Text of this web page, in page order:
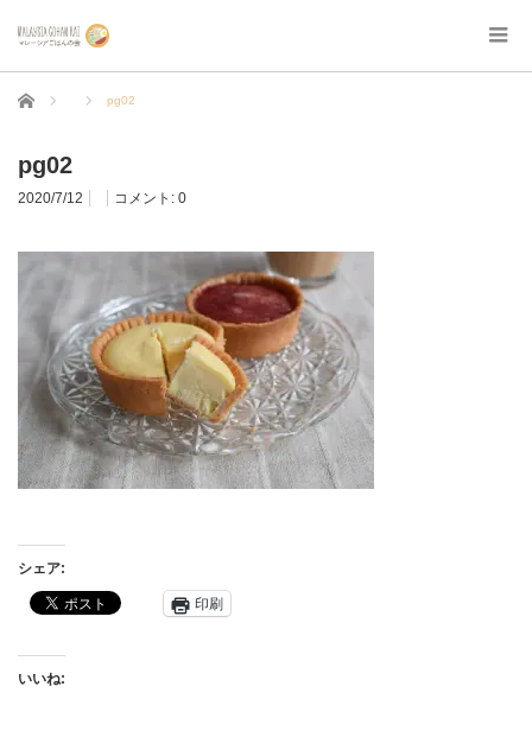
ホーム pg02
pg02
2020/7/12 コメント: 0
シェア:
印刷
いいね: